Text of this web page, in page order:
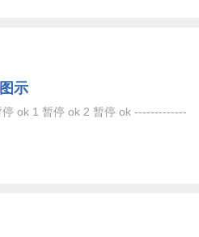
示
停 ok 1 暂停 ok 2 暂停 ok -------------